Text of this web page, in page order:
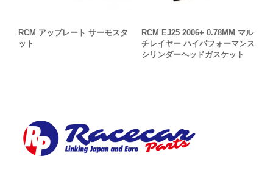
RCM アップレート サーモスタ
ット
RCM EJ25 2006+ 0.78MM マル
チレイヤー ハイパフォーマンス
シリンダーヘッドガスケット